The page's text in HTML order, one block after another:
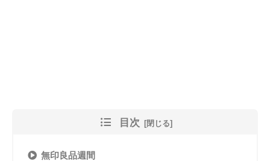
目次
無印良品週間